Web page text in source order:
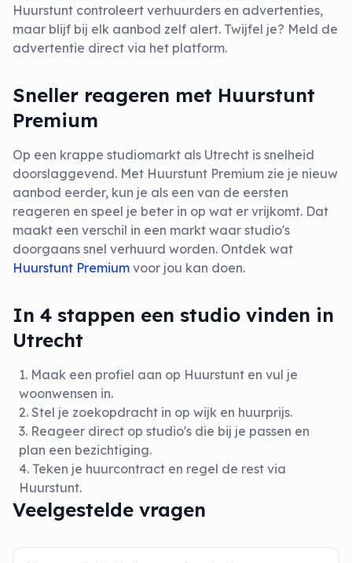
Huurstunt controleert verhuurders en advertenties,
maar blijf bij elk aanbod zelf alert. Twijfel je? Meld de
advertentie direct via het platform.
Sneller reageren met Huurstunt
Premium
Op een krappe studiomarkt als Utrecht is snelheid
doorslaggevend. Met Huurstunt Premium zie je nieuw
aanbod eerder, kun je als een van de eersten
reageren en speel je beter in op wat er vrijkomt. Dat
maakt een verschil in een markt waar studio's
doorgaans snel verhuurd worden. Ontdek wat
Huurstunt Premium voor jou kan doen.
In 4 stappen een studio vinden in
Utrecht
Maak een profiel aan op Huurstunt en vul je
woonwensen in.
Stel je zoekopdracht in op wijk en huurprijs.
Reageer direct op studio's die bij je passen en
plan een bezichtiging.
Teken je huurcontract en regel de rest via
Huurstunt.
Veelgestelde vragen